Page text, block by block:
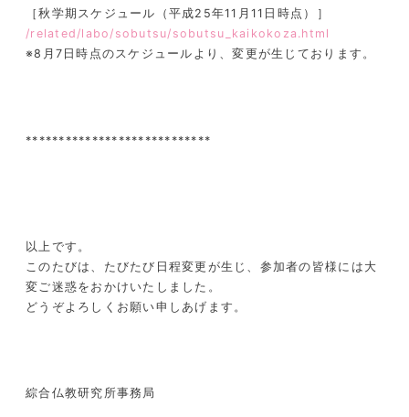
［秋学期スケジュール（平成25年11月11日時点）］
/related/labo/sobutsu/sobutsu_kaikokoza.html
※8月7日時点のスケジュールより、変更が生じております。
****************************
以上です。
このたびは、たびたび日程変更が生じ、参加者の皆様には大
変ご迷惑をおかけいたしました。
どうぞよろしくお願い申しあげます。
綜合仏教研究所事務局